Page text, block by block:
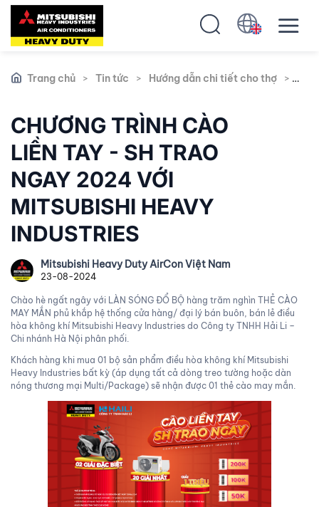
Trang chủ > Tin tức > Hướng dẫn chi tiết cho thợ >
CHƯƠNG TRÌNH CÀO
LIỀN TAY - SH TRAO
NGAY 2024 VỚI
MITSUBISHI HEAVY
INDUSTRIES
Mitsubishi Heavy Duty AirCon Việt Nam
23-08-2024
Chào hè ngất ngây với LÀN SÓNG ĐỔ BỘ hàng trăm nghìn THẺ CÀO
MAY MẮN phủ khắp hệ thống cửa hàng/ đại lý bán buôn, bán lẻ điều
hòa không khí Mitsubishi Heavy Industries do Công ty TNHH Hải Li –
Chi nhánh Hà Nội phân phối.
Khách hàng khi mua 01 bộ sản phẩm điều hòa không khí Mitsubishi
Heavy Industries bất kỳ (áp dụng tất cả dòng treo tường hoặc dàn
nóng thương mại Multi/Package) sẽ nhận được 01 thẻ cào may mắn.